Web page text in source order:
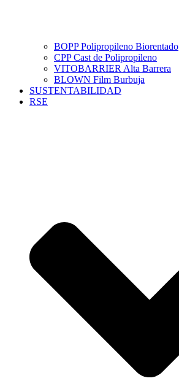
BOPP Polipropileno Biorentado
CPP Cast de Polipropileno
VITOBARRIER Alta Barrera
BLOWN Film Burbuja
SUSTENTABILIDAD
RSE